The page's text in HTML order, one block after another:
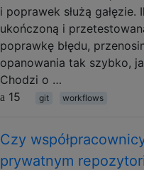
i poprawek służą gałęzie.
ukończoną i
poprawkę błędu,
opanowania tak szybko,
Chodzi o …
15
git workflows
Czy
prywatnym